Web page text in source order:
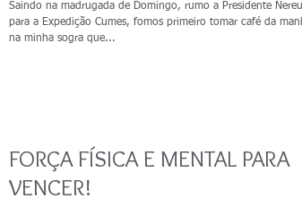
Saindo na madrugada de Domingo, rumo a Presidente Nereu,
para a Expedição Cumes, fomos primeiro tomar café da
na minha sogra que...
FORÇA FÍSICA E MENTAL PARA
VENCER!